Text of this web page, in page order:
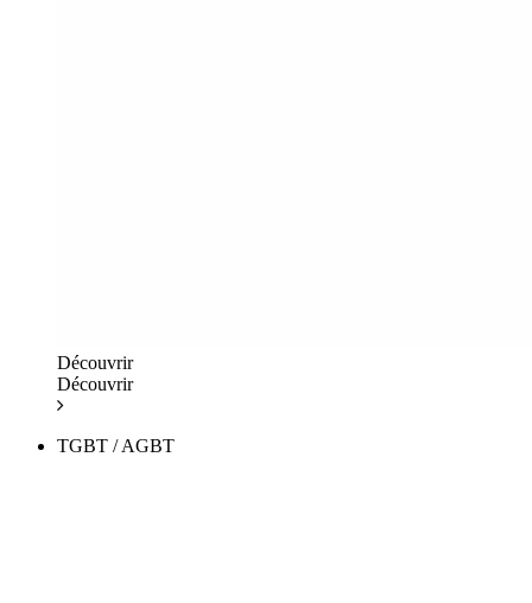
Découvrir
Découvrir
TGBT / AGBT